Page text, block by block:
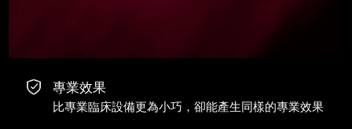
專業效果
比專業臨床設備更為小巧，卻能產生同樣的專業效果